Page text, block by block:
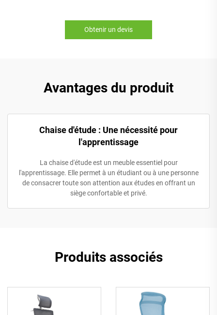
Obtenir un devis
Avantages du produit
Chaise d'étude : Une nécessité pour
l'apprentissage
La chaise d'étude est un meuble essentiel pour
l'apprentissage. Elle permet à un étudiant ou à une personne
de consacrer toute son attention aux études en offrant un
siège confortable et privé.
Produits associés